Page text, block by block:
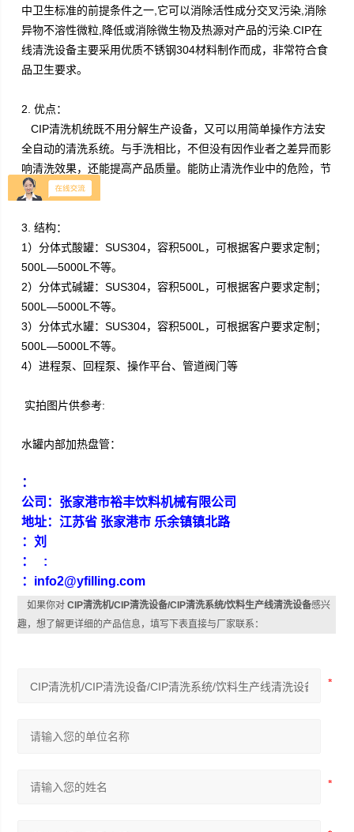
中卫生标准的前提条件之一,它可以消除活性成分交叉污染,消除
异物不溶性微粒,降低或消除微生物及热源对产品的污染.CIP在
线清洗设备主要采用优质不锈钢304材料制作而成，非常符合食
品卫生要求。
2. 优点：
CIP清洗机统既不用分解生产设备，又可以用简单操作方法安
全自动的清洗系统。与手洗相比，不但没有因作业者之差异而影
响清洗效果，还能提高产品质量。能防止清洗作业中的危险，节
省劳动力。
3.结构：
1）分体式酸罐：SUS304，容积500L，可根据客户要求定制；
500L—5000L不等。
2）分体式碱罐：SUS304，容积500L，可根据客户要求定制；
500L—5000L不等。
3）分体式水罐：SUS304，容积500L，可根据客户要求定制；
500L—5000L不等。
4）进程泵、回程泵、操作平台、管道阀门等
实拍图片供参考:
水罐内部加热盘管：
：
公司：张家港市裕丰饮料机械有限公司
地址：江苏省 张家港市 乐余镇镇北路
：刘
： :
：info2@yfilling.com
如果你对CIP清洗机/CIP清洗设备/CIP清洗系统/饮料生产线清洗设备感兴
趣，想了解更详细的产品信息，填写下表直接与厂家联系：